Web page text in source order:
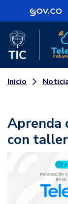
Logo del
Inicio
Aprenda
con